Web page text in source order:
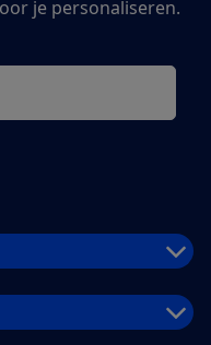
je personaliseren.